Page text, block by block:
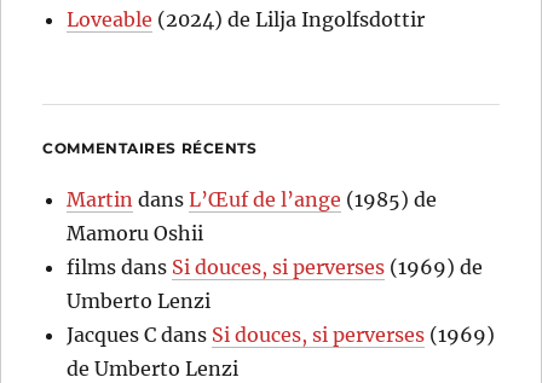
Loveable (2024) de Lilja Ingolfsdottir
COMMENTAIRES RÉCENTS
Martin dansL’Œuf de l’ange (1985) de
Mamoru Oshii
films dans Si douces, si perverses (1969) de
Umberto Lenzi
Jacques C dans Si douces, si perverses (1969)
de Umberto Lenzi